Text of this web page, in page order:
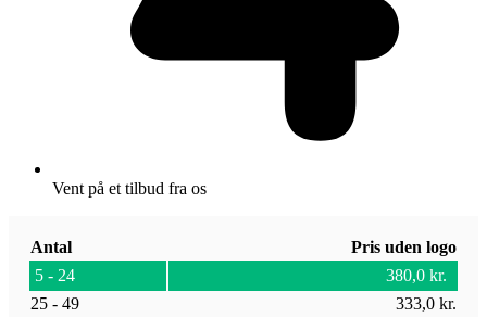
Vent på et tilbud fra os
Antal
Pris uden logo
5 - 24
380,0 kr.
25 - 49
333,0 kr.